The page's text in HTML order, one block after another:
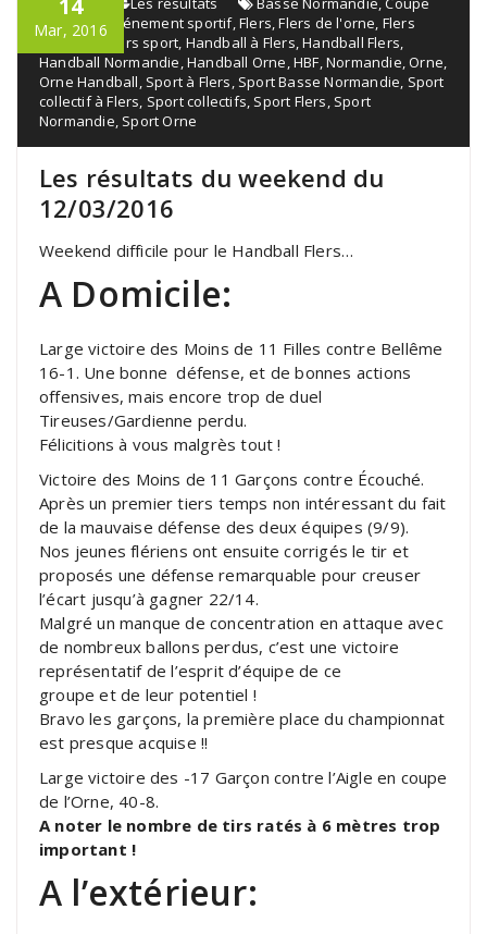
Mar, 2016
de l'orne , Événement sportif,Flers ,Flers de l'orne Flers
handball , Flers sport Handball à Flers ,Handball Flers
Handball Normandie ,Handball Orne ,HBF ,Normandie ,Orne
Orne Handball Sport à Flers Sport Basse Normandie Sport
collectif à Flers Sport collectifs Sport Flers Sport
Normandie Sport Orne
Les résultats du weekend du
12/03/2016
Weekend difficile pour le Handball Flers…
A Domicile:
Large victoire des Moins de 11 Filles contre Bellême
16-1. Une bonne défense, et de bonnes actions
offensives, mais encore trop de duel
Tireuses/Gardienne perdu.
Félicitions à vous malgrès tout !
Victoire des Moins de 11 Garçons contre Écouché.
Après un premier tiers temps non intéressant du fait
de la mauvaise défense des deux équipes (9/9).
Nos jeunes flériens ont ensuite corrigés le tir et
proposés une défense remarquable pour creuser
l’écart jusqu’à gagner 22/14.
Malgré un manque de concentration en attaque avec
de nombreux ballons perdus, c’est une victoire
représentatif de l’esprit d’équipe de ce
groupe et de leur potentiel !
Bravo les garçons, la première place du championnat
est presque acquise !!
Large victoire des -17 Garçon contre l’Aigle en coupe
de l’Orne, 40-8.
A noter le nombre de tirs ratés à 6 mètres trop
important !
A l’extérieur: